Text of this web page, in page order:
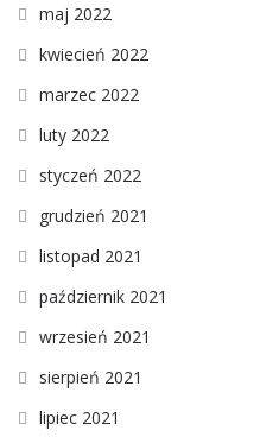
maj 2022
kwiecień 2022
marzec 2022
luty 2022
styczeń 2022
grudzień 2021
listopad 2021
październik 2021
wrzesień 2021
sierpień 2021
lipiec 2021